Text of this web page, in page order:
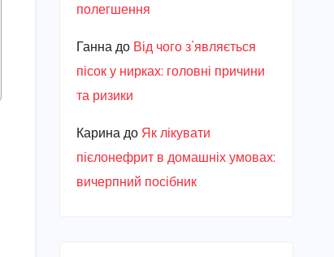
полегшення
Ганнадо Від чого з’являється
пісок у нирках: головні причини
та ризики
Каринадо Як лікувати
пієлонефрит в домашніх умовах:
вичерпний посібник